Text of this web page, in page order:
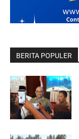
BERITA POPULER